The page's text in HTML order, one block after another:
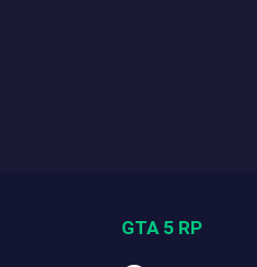
GTA 5 RP